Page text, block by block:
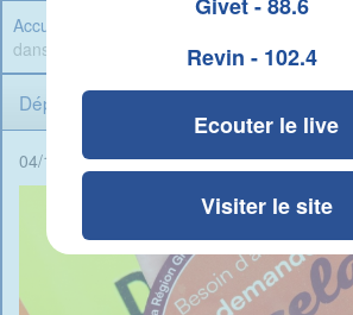
Revin - 102.4
Ecouter le live
Visiter le site
Accueil
» Déploiement du
dans la ville de Rethel
Déploiement du dispositif « Angéla »
04/11/2025 - 07:30 -Rédigé par René Ait